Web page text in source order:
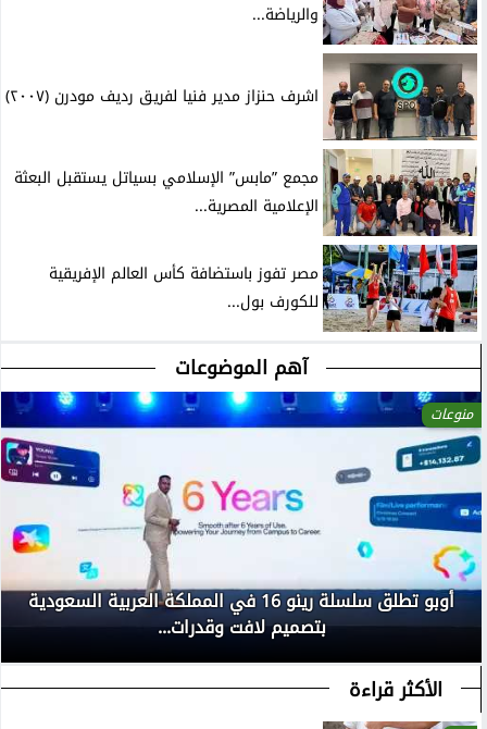
والرياضة...
اشرف حنزاز مدير فنيا لفريق رديف مودرن (٢٠٠٧)
مجمع ”مابس” الإسلامي بسياتل يستقبل البعثة
الإعلامية المصرية...
مصر تفوز باستضافة كأس العالم الإفريقية
للكورف بول...
آهم الموضوعات
منوعات
أوبو تطلق سلسلة رينو 16 في المملكة العربية السعودية
بتصميم لافت وقدرات...
الأكثر قراءة